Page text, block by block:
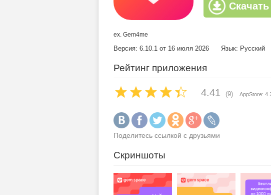
ex. Gem4me
Версия: 6.10.1 от 16 июля 2026 Язык: Русский
Рейтинг приложения
4.41 (9) AppStore:
Поделитесь ссылкой с друзьями
Скриншоты